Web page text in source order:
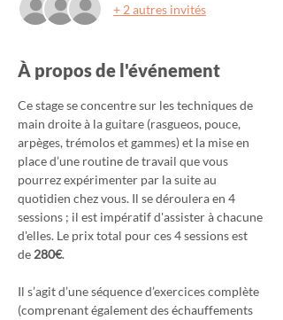
+ 2 autres invités
À propos de l'événement
Ce stage se concentre sur les techniques de
main droite à la guitare (rasgueos, pouce,
arpèges, trémolos et gammes) et la mise en
place d’une routine de travail que vous
pourrez expérimenter par la suite au
quotidien chez vous. Il se déroulera en 4
sessions ; il est impératif d'assister à chacune
d'elles. Le prix total pour ces 4 sessions est
de 280€.
Il s’agit d’une séquence d’exercices complète
(comprenant également des échauffements